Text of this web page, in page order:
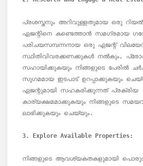
പ്രശസ്തനും അറിവുള്ളതുമായ ഒരു റിയൽ
ഏജന്റിനെ കണ്ടെത്താൻ സമഗ്രമായ
പരിചയസമ്പന്നനായ ഒരു ഏജന്റ്
സ്ഥിതിവിവരക്കണക്കുകൾ നൽകും,
സഹായിക്കുകയും നിങ്ങളുടെ പേരിൽ
സുഗമമായ ഇടപാട് ഉറപ്പാക്കുകയും
ഏജന്റുമായി സഹകരിക്കുന്നത് പ്രക്രിയ
കാര്യക്ഷമമാക്കുകയും നിങ്ങളുടെ
ലാഭിക്കുകയും ചെയ്യും.
നിങ്ങളുടെ ആവശ്യകതകളുമായി